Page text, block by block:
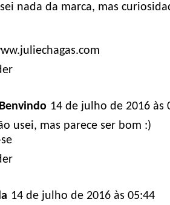
nada da marca, mas
14 de julho de 2016 às
usei, mas parece ser bom :)
14 de julho de 2016 às 05:44